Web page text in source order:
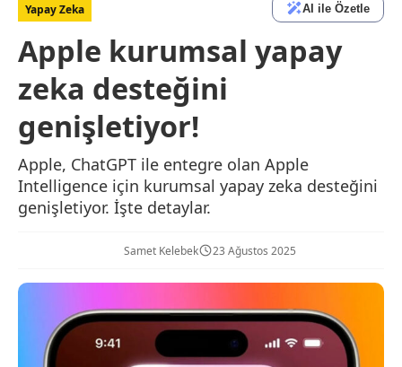
Yapay Zeka AI ile Özetle
Apple kurumsal yapay
zeka desteğini
genişletiyor!
Apple, ChatGPT ile entegre olan Apple
Intelligence için kurumsal yapay zeka desteğini
genişletiyor. İşte detaylar.
Samet Kelebek 23 Ağustos 2025